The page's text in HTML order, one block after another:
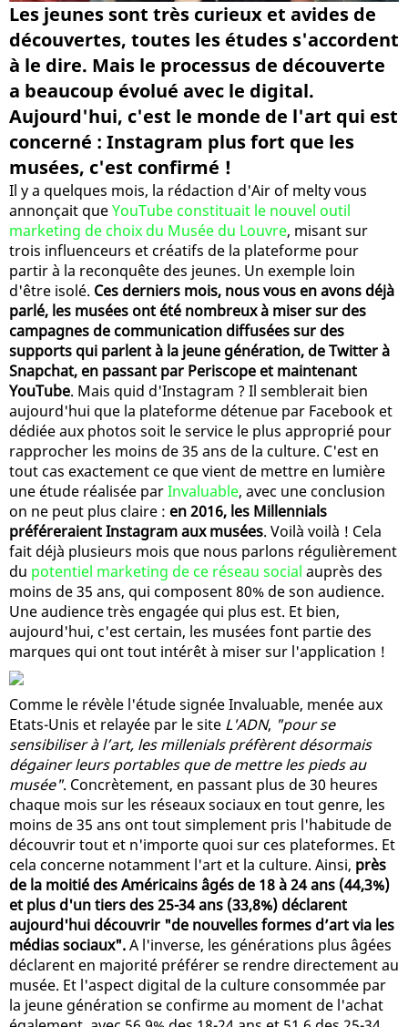
Les jeunes sont très curieux et avides de
découvertes, toutes les études s'accordent
à le dire. Mais le processus de découverte
a beaucoup évolué avec le digital.
Aujourd'hui, c'est le monde de l'art qui est
concerné : Instagram plus fort que les
musées, c'est confirmé !
Il y a quelques mois, la rédaction d'Air of melty vous
annonçait queYouTube constituait le nouvel outil
marketing de choix du Musée du Louvre, misant sur
trois influenceurs et créatifs de la plateforme pour
partir à la reconquête des jeunes. Un exemple loin
d'être isolé. Ces derniers mois, nous vous en avons déjà
parlé, les musées ont été nombreux à miser sur des
campagnes de communication diffusées sur des
supports qui parlent à la jeune génération, de Twitter à
Snapchat, en passant par Periscope et maintenant
YouTube. Mais quid d'Instagram ? Il semblerait bien
aujourd'hui que la plateforme détenue par Facebook et
dédiée aux photos soit le service le plus approprié pour
rapprocher les moins de 35 ans de la culture. C'est en
tout cas exactement ce que vient de mettre en lumière
une étude réalisée parInvaluable, avec une conclusion
on ne peut plus claire : en 2016, les Millennials
préféreraient Instagram aux musées. Voilà voilà ! Cela
fait déjà plusieurs mois que nous parlons régulièrement
du potentiel marketing de ce réseau social auprès des
moins de 35 ans, qui composent 80% de son audience.
Une audience très engagée qui plus est. Et bien,
aujourd'hui, c'est certain, les musées font partie des
marques qui ont tout intérêt à miser sur l'application !
Comme le révèle l'étude signée Invaluable, menée aux
Etats-Unis et relayée par le site L'ADN, "pour se
sensibiliser à l’art, les millenials préfèrent désormais
dégainer leurs portables que de mettre les pieds au
musée". Concrètement, en passant plus de 30 heures
chaque mois sur les réseaux sociaux en tout genre, les
moins de 35 ans ont tout simplement pris l'habitude de
découvrir tout et n'importe quoi sur ces plateformes. Et
cela concerne notamment l'art et la culture. Ainsi, près
de la moitié des Américains âgés de 18 à 24 ans (44,3%)
et plus d'un tiers des 25-34 ans (33,8%) déclarent
aujourd'hui découvrir "de nouvelles formes d’art via les
médias sociaux".A l'inverse, les générations plus âgées
déclarent en majorité préférer se rendre directement au
musée. Et l'aspect digital de la culture consommée par
la jeune génération se confirme au moment de l'achat